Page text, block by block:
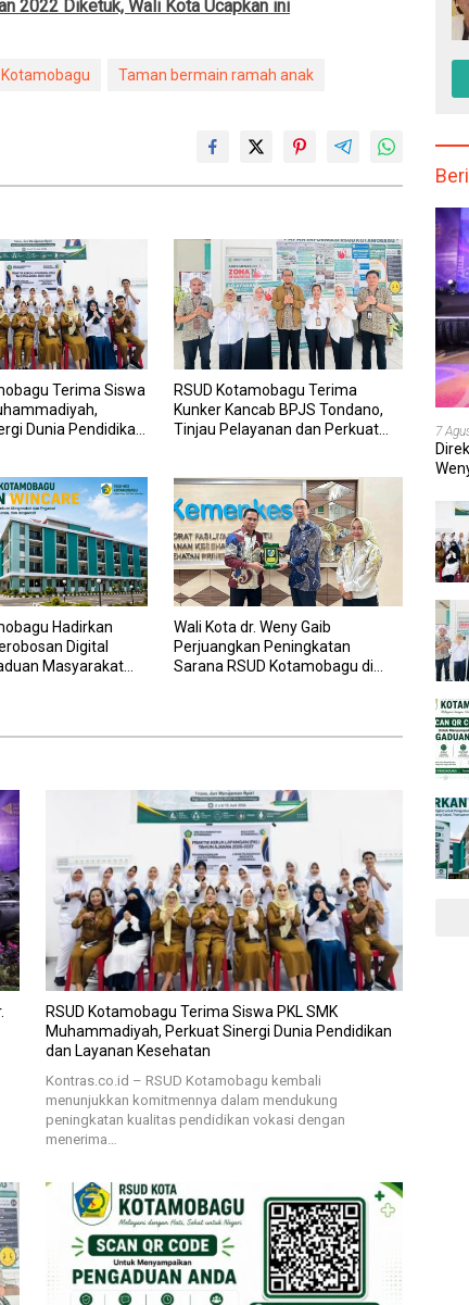
2022 Diketuk, Wali Kota Ucapkan ini
Kotamobagu Taman bermain ramah anak
Terima Siswa
Dunia Pendidikan
RSUD Kotamobagu Terima
Kunker Kancab BPJS Tondano,
Tinjau Pelayanan dan Perkuat
Hadirkan
Digital
Masyarakat
Wali Kota dr. Weny Gaib
Perjuangkan Peningkatan
Sarana RSUD Kotamobagu di
RSUD Kotamobagu Terima Siswa PKL SMK
Muhammadiyah, Perkuat Sinergi Dunia Pendidikan
dan Layanan Kesehatan
Kontras.co.id – RSUD Kotamobagu kembali
menunjukkan komitmennya dalam mendukung
peningkatan kualitas pendidikan vokasi dengan
menerima…
7